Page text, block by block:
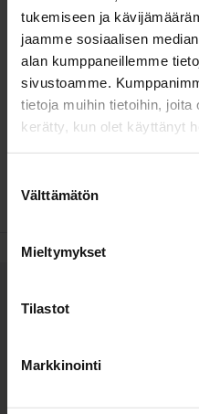
tukemiseen ja
jaamme sosiaalisen
alan kumppaneillemme
sivustoamme.
tietoja muihin tietoihin, joita
kerätty, kun olet käyttänyt
valinta
Välttämätön
Mieltymykset
Tilastot
Markkinointi
Vapaa ajalla rentoudun
lenkkeillessä koiran
kanssa mökillä tai
myös vuosia ollut